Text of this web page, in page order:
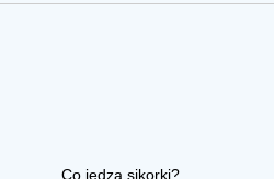
Co jedzą sikorki?